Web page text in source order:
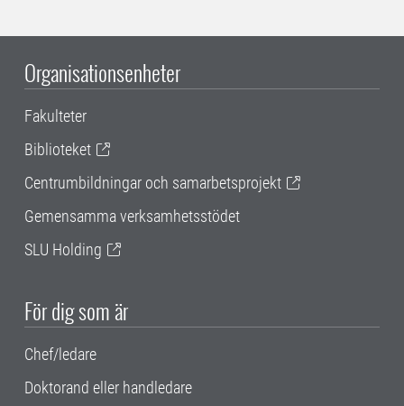
Organisationsenheter
Fakulteter
Biblioteket
Centrumbildningar och samarbetsprojekt
Gemensamma verksamhetsstödet
SLU Holding
För dig som är
Chef/ledare
Doktorand eller handledare